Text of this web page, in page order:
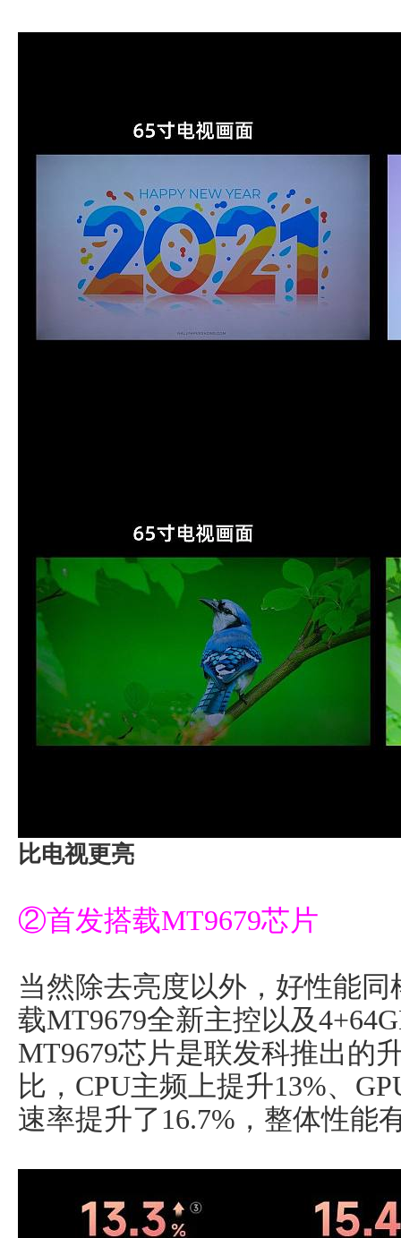
比电视更亮
②首发搭载MT9679芯片
当然除去亮度以外，好性能
载MT9679全新主控以及
MT9679芯片是联发科推出的
比，CPU主频上提升13%、
速率提升了16.7%，整体性能